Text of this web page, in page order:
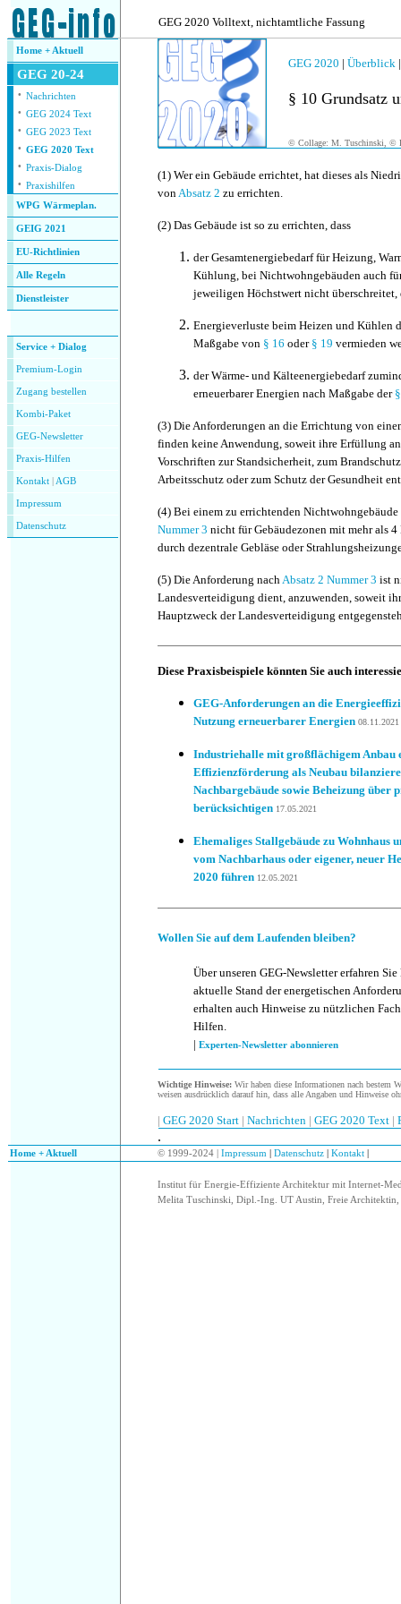
GEG 2020 Volltext, nichtamtliche Fassung
Home + Aktuell
GEG 20-24
· Nachrichten
· GEG 2024 Text
· GEG 2023 Text
· GEG 2020 Text
· Praxis-Dialog
· Praxishilfen
WPG Wärmeplan.
GEIG 2021
EU-Richtlinien
Alle Regeln
Dienstleister
Service + Dialog
Premium-Login
Zugang bestellen
Kombi-Paket
GEG-Newsletter
Praxis-Hilfen
Kontakt AGB
Impressum
Datenschutz
GEG 2020 | Überblick
§ 10 Grundsatz
© Collage: M. Tuschinski, ©
(1) Wer ein Gebäude errichtet, hat dieses als
vonAbsatz 2 zu errichten.
(2) Das Gebäude ist so zu errichten, dass
derGesamtenergiebedarf für Heizung,
Kühlung, bei Nichtwohngebäuden auch
jeweiligen Höchstwert nicht überschreitet,
Energieverluste beim Heizen und Kühlen
Maßgabe von § 16 oder § 19 vermieden
derWärme- und Kälteenergiebedarf
erneuerbarer Energien nach Maßgabe der
(3) Die Anforderungen an die Errichtung von
finden keine Anwendung, soweit ihre Erfüllung
Vorschriften zur Standsicherheit, zum
Arbeitsschutz oder zum Schutz der Gesundheit
(4) Bei einem zu errichtenden
Nummer 3 nicht für Gebäudezonen mit mehr als
durch dezentrale Gebläse oder
(5) Die Anforderung nachAbsatz 2 Nummer 3 ist
Landesverteidigung dient, anzuwenden, soweit
Hauptzweck der Landesverteidigung
Diese Praxisbeispiele könnten Sie auch
GEG-Anforderungen an die
Nutzung erneuerbarer Energien 08.11.2021
Industriehalle mit großflächigem Anbau
Effizienzförderung als Neubau
Nachbargebäude sowie Beheizung über
berücksichtigen 17.05.2021
Ehemaliges Stallgebäude zu Wohnhaus
vom Nachbarhaus oder eigener, neuer
2020 führen 12.05.2021
Wollen Sie auf dem Laufenden bleiben?
Über unseren GEG-Newsletter erfahren
aktuelle Stand der energetischen
erhalten auch Hinweise zu nützlichen
Hilfen.
| Experten-Newsletter abonnieren
Wichtige Hinweise: Wir haben diese Informationen nach bestem
weisen ausdrücklich darauf hin, dass alle Angaben und Hinweise
| GEG 2020 Start | Nachrichten | GEG 2020 Text |
.
Home + Aktuell © 1999-2024 | Impressum Datenschutz Kontakt
Institut für Energie-Effiziente Architektur mit Internet-
Melita Tuschinski, Dipl.-Ing. UT Austin, Freie Architektin,